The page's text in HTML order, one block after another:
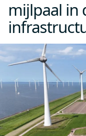
mijlpaal in